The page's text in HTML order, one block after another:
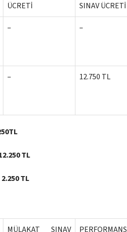
ÜCRETİ
SINAV ÜCRETİ
– –
– 12.750 TL
TL
TL
MÜLAKAT SINAV
PERFORMANS